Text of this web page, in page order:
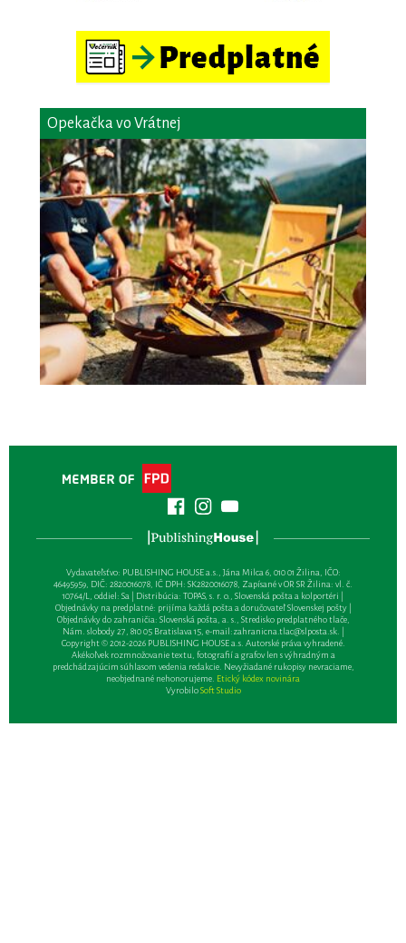
Opekačka vo Vrátnej
Vydavateľsťvo: PUBLISHING HOUSE a.s., Jána Milca 6, 010 01 Žilina, IČO:
46495959, DIČ: 2820016078, IČ DPH: SK2820016078, Zapísané v OR SR Žilina: vl. č.
10764/L, oddiel: Sa | Distribúcia: TOPAS, s. r. o., Slovenská pošta a kolportéri |
Objednávky na predplatné: prijíma každá pošta a doručovateľ Slovenskej pošty |
Objednávky do zahraničia: Slovenská pošta, a. s., Stredisko predplatného tlače,
Nám. slobody 27, 810 05 Bratislava 15, e-mail:zahranicna.tlac@slposta.sk. |
Copyright © 2012-2026 PUBLISHING HOUSE a.s. Autorské práva vyhradené.
Akékoľvek rozmnožovanie textu, fotografií a grafov len s výhradným a
predchádzajúcim súhlasom vedenia redakcie. Nevyžiadané rukopisy nevraciame,
neobjednané nehonorujeme. Etický kódex novinára
VyrobiloSoft Studio